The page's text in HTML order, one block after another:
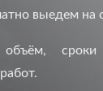
выедем на
сроки